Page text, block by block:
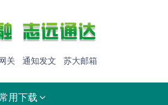
关 通知发文 苏大邮箱
用下载